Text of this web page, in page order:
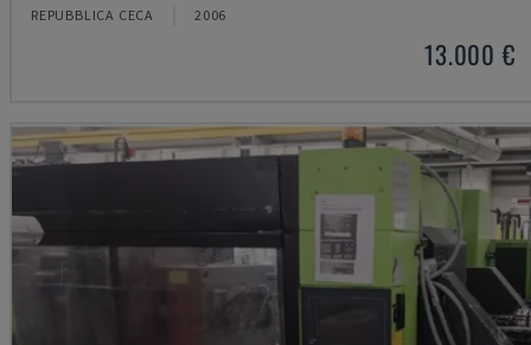
REPUBBLICA CECA 2006
13.000 €